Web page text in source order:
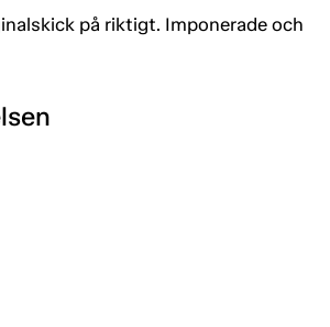
på riktigt. Imponerade och